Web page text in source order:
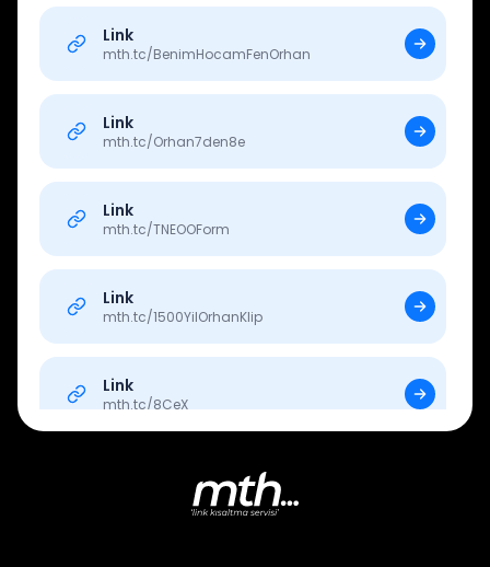
Link
mth.tc/BenimHocamFenOrhan
Link
mth.tc/Orhan7den8e
Link
mth.tc/TNEOOForm
Link
mth.tc/1500YilOrhanKlip
Link
mth.tc/8CeX
OrhanAlpCingozYT